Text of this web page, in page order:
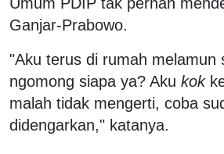
Ganjar-Prabowo.
"Aku terus di rumah melamun
ngomong siapa ya? Aku kok
malah tidak mengerti, coba
didengarkan," katanya.